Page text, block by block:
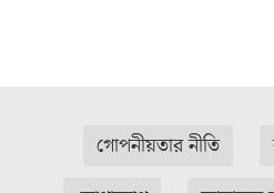
গোপনীয়তার নীতি